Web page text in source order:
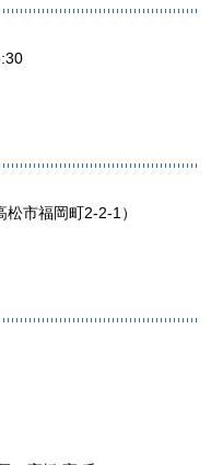
市福岡町2-2-1）